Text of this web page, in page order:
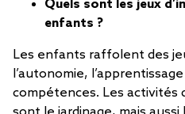
Quels sont les jeux
enfants ?
Les enfants raffolent des
l’autonomie,
compétences. Les activités